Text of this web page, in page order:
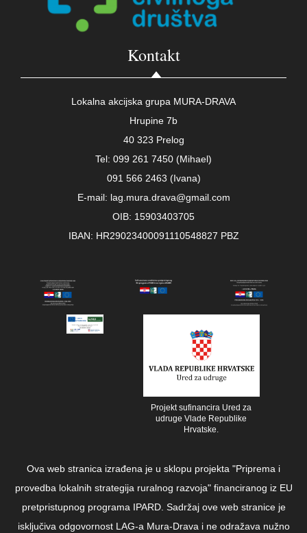
Kontakt
Lokalna akcijska grupa MURA-DRAVA
Hrupine 7b
40 323 Prelog
Tel: 099 261 7450 (Mihael)
091 566 2463 (Ivana)
E-mail: lag.mura.drava@gmail.com
OIB: 15903403705
IBAN: HR29023400091110548827 PBZ
Projekt sufinancira Ured za
udruge Vlade Republike
Hrvatske.
Ova web stranica izrađena je u sklopu projekta "Priprema i
provedba lokalnih strategija ruralnog razvoja" financiranog iz EU
pretpristupnog programa IPARD. Sadržaj ove web stranice je
isključiva odgovornost LAG-a Mura-Drava i ne odražava nužno